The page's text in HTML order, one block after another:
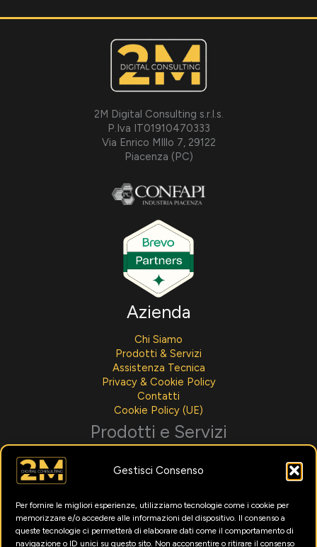
Gestisci Consenso
Per fornire le migliori esperienze, utilizziamo tecnologie come i cookie per
memorizzare e/o accedere alle informazioni del dispositivo. Il consenso a
queste tecnologie ci permetterà di elaborare dati come il comportamento di
navigazione o ID unici su questo sito. Non acconsentire o ritirare il consenso
2M Digital Consulting s.r.l.s.
P.Iva IT01910470333
Via Enrico MIllo 7, 29122
Piacenza (PC)
Azienda
Chi Siamo
Prodotti & Servizi
Assistenza Tecnica
Privacy & Cookie Policy
Contatti
Cookie Policy (UE)
Prodotti e Servizi
Integrazioni AI
Noleggio Per Aziende
Menù Digitali
Formazione Intelligenza Artificiale
Marketing Digitale